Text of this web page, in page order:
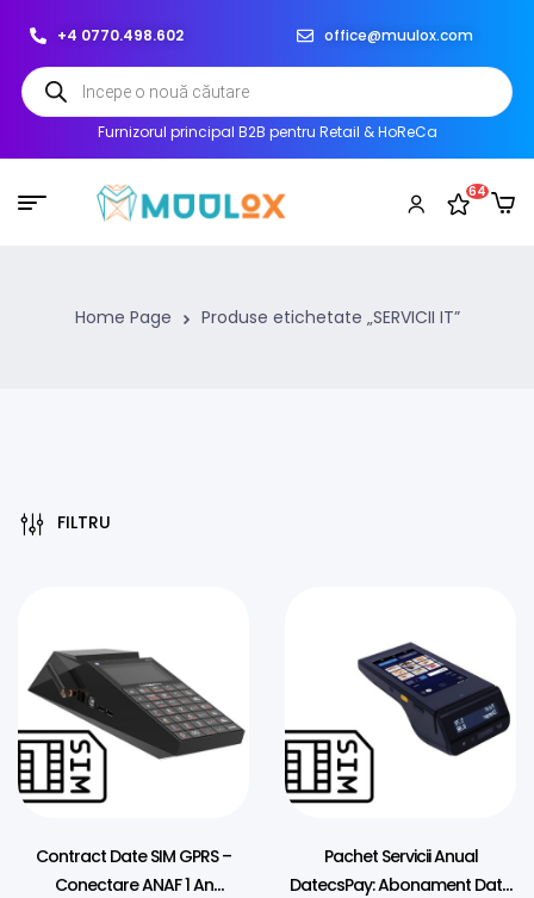
+4 0770.498.602 office@muulox.com
Furnizorul principal B2B pentru Retail & HoReCa
64
Home Page Produse etichetate „SERVICII IT”
FILTRU
Contract Date SIM GPRS –
Conectare ANAF 1 An
Pachet Servicii Anual
DatecsPay: Abonament Date